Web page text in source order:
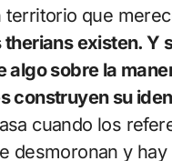
territorio que
therians existen. Y
algo sobre la
construyen su
cuando los
desmoronan y hay